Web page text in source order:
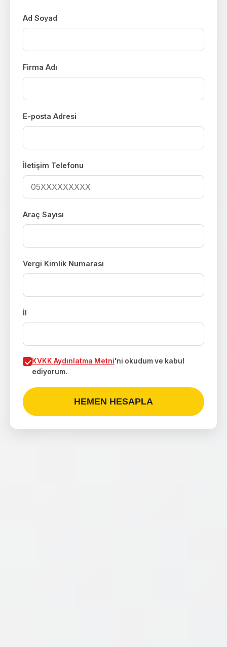
Ad Soyad
Firma Adı
E-posta Adresi
İletişim Telefonu
Araç Sayısı
Vergi Kimlik Numarası
İl
KVKK Aydınlatma Metni'ni okudum ve kabul
ediyorum.
HEMEN HESAPLA